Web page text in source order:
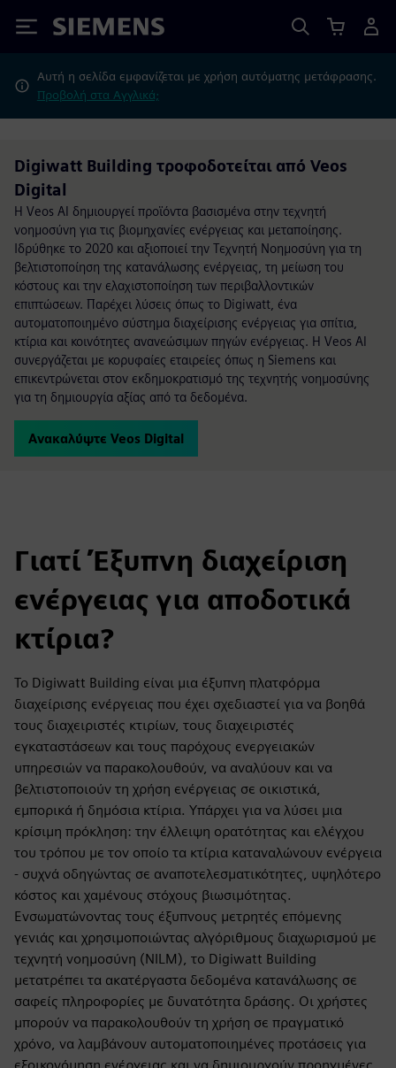
Siemens
Αυτή η σελίδα εμφανίζεται με χρήση αυτόματης μετάφρασης.
Προβολή στα Αγγλικά;
Digiwatt Building τροφοδοτείται από Veos
Digital
Η Veos AI δημιουργεί προϊόντα βασισμένα στην τεχνητή
νοημοσύνη για τις βιομηχανίες ενέργειας και μεταποίησης.
Ιδρύθηκε το 2020 και αξιοποιεί την Τεχνητή Νοημοσύνη για τη
βελτιστοποίηση της κατανάλωσης ενέργειας, τη μείωση του
κόστους και την ελαχιστοποίηση των περιβαλλοντικών
επιπτώσεων. Παρέχει λύσεις όπως το Digiwatt, ένα
αυτοματοποιημένο σύστημα διαχείρισης ενέργειας για σπίτια,
κτίρια και κοινότητες ανανεώσιμων πηγών ενέργειας. Η Veos AI
συνεργάζεται με κορυφαίες εταιρείες όπως η Siemens και
επικεντρώνεται στον εκδημοκρατισμό της τεχνητής νοημοσύνης
για τη δημιουργία αξίας από τα δεδομένα.
Ανακαλύψτε Veos Digital
Γιατί Έξυπνη διαχείριση
ενέργειας για αποδοτικά
κτίρια?
Το Digiwatt Building είναι μια έξυπνη πλατφόρμα
διαχείρισης ενέργειας που έχει σχεδιαστεί για να βοηθά
τους διαχειριστές κτιρίων, τους διαχειριστές
εγκαταστάσεων και τους παρόχους ενεργειακών
υπηρεσιών να παρακολουθούν, να αναλύουν και να
βελτιστοποιούν τη χρήση ενέργειας σε οικιστικά,
εμπορικά ή δημόσια κτίρια. Υπάρχει για να λύσει μια
κρίσιμη πρόκληση: την έλλειψη ορατότητας και ελέγχου
του τρόπου με τον οποίο τα κτίρια καταναλώνουν ενέργεια
- συχνά οδηγώντας σε αναποτελεσματικότητες, υψηλότερο
κόστος και χαμένους στόχους βιωσιμότητας.
Ενσωματώνοντας τους έξυπνους μετρητές επόμενης
γενιάς και χρησιμοποιώντας αλγόριθμους διαχωρισμού με
τεχνητή νοημοσύνη (NILM), το Digiwatt Building
μετατρέπει τα ακατέργαστα δεδομένα κατανάλωσης σε
σαφείς πληροφορίες με δυνατότητα δράσης. Οι χρήστες
μπορούν να παρακολουθούν τη χρήση σε πραγματικό
χρόνο, να λαμβάνουν αυτοματοποιημένες προτάσεις για